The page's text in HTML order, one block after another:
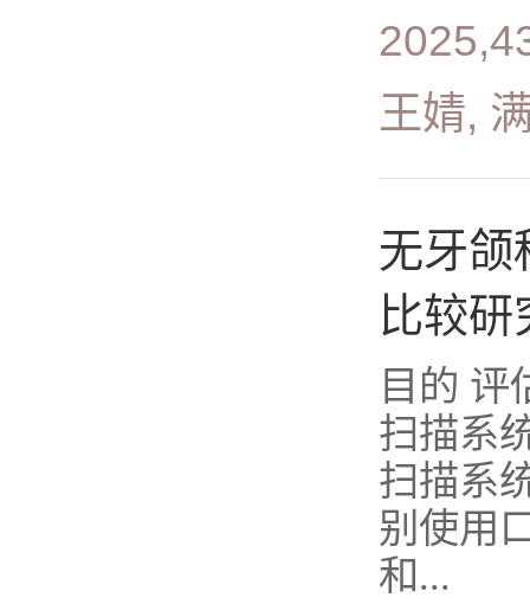
王婧,
无牙颌
比较研
目的 评
扫描系
扫描系
别使用
和...